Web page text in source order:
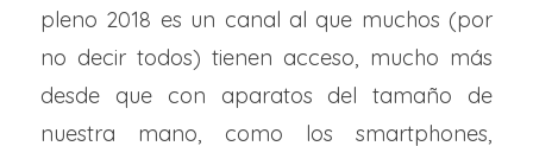
pleno 2018 es un canal al que muchos (por
no decir todos) tienen acceso, mucho más
desde que con aparatos del tamaño de
nuestra mano, como los smartphones,